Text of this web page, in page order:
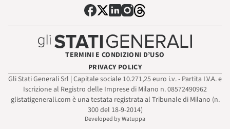
TERMINI E CONDIZIONI D’USO
PRIVACY POLICY
Gli Stati Generali Srl | Capitale sociale 10.271,25 euro i.v. - Partita I.V.A. e
Iscrizione al Registro delle Imprese di Milano n. 08572490962
glistatigenerali.com è una testata registrata al Tribunale di Milano (n.
300 del 18-9-2014)
Developed by Watuppa